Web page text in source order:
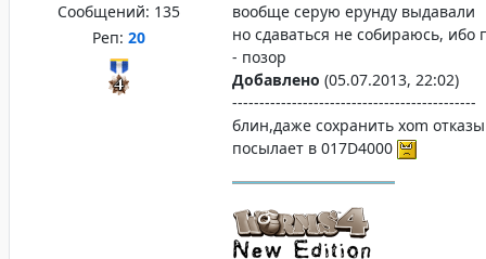
Сообщений: 135
Реп: 20
вообще серую ерунду выдавали
но сдаваться не собираюсь, ибо
- позор
Добавлено (05.07.2013, 22:02)
---------------------------------------------
блин,даже сохранить xom
посылает в 017D4000